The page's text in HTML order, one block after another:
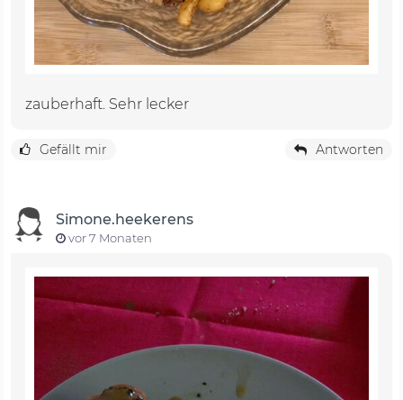
zauberhaft. Sehr lecker
Gefällt mir Antworten
Simone.heekerens
vor 7 Monaten